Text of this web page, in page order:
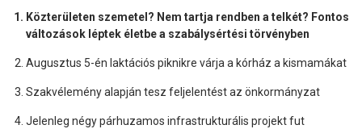
Közterületen szemetel? Nem tartja rendben a telkét? Fontos
változások léptek életbe a szabálysértési törvényben
Augusztus 5-én laktációs piknikre várja a kórház a kismamákat
Szakvélemény alapján tesz feljelentést az önkormányzat
Jelenleg négy párhuzamos infrastrukturális projekt fut